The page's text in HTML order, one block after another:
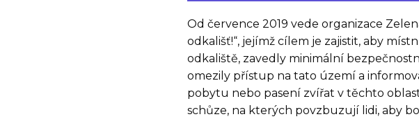
Od července 2019 vede organizace
odkališť!“, jejímž cílem je zajistit, aby
odkaliště, zavedly minimální
omezily přístup na tato území a
pobytu nebo pasení zvířat v těchto
schůze, na kterých povzbuzují lidi, aby